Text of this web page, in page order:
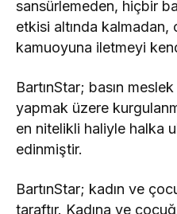
sansürlemeden, hiçbir
etkisi altında
kamuoyuna iletmeyi
BartınStar; basın meslek
yapmak üzere
en nitelikli haliyle halka
edinmiştir.
BartınStar; kadın ve
taraftır. Kadına ve